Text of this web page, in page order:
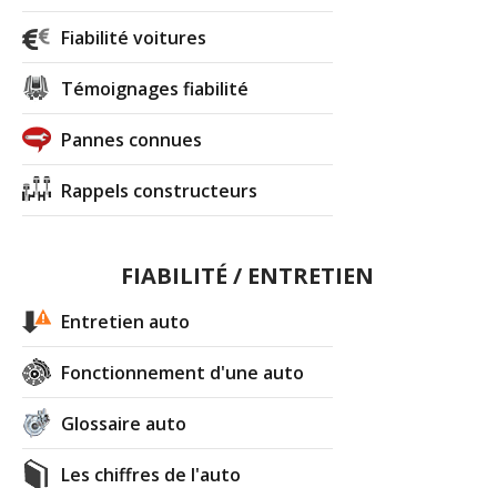
Fiabilité voitures
Témoignages fiabilité
Pannes connues
Rappels constructeurs
FIABILITÉ / ENTRETIEN
Entretien auto
Fonctionnement d'une auto
Glossaire auto
Les chiffres de l'auto